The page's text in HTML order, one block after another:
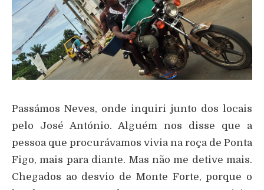
Passámos Neves, onde inquiri junto dos locais
pelo José António. Alguém nos disse que a
pessoa que procurávamos vivia na roça de Ponta
Figo, mais para diante. Mas não me detive mais.
Chegados ao desvio de Monte Forte, porque o